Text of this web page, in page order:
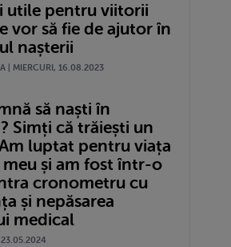
utile pentru viitorii
vor să fie de ajutor în
nașterii
| MIERCURI, 16.08.2023
să naști în
Simți că trăiești un
luptat pentru viața
și am fost într-o
cronometru cu
și nepăsarea
medical